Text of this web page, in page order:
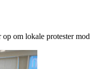
om lokale protester mod